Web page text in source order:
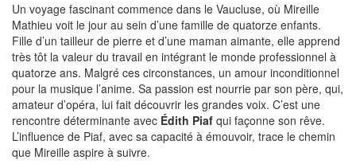
Un voyage fascinant commence dans le Vaucluse, où Mireille
Mathieu voit le jour au sein d’une famille de quatorze enfants.
Fille d’un tailleur de pierre et d’une maman aimante, elle apprend
très tôt la valeur du travail en intégrant le monde professionnel à
quatorze ans. Malgré ces circonstances, un amour inconditionnel
pour la musique l’anime. Sa passion est nourrie par son père, qui,
amateur d’opéra, lui fait découvrir les grandes voix. C’est une
rencontre déterminante avec Édith Piaf qui façonne son rêve.
L’influence de Piaf, avec sa capacité à émouvoir, trace le chemin
que Mireille aspire à suivre.